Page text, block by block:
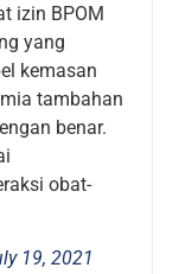
izin BPOM
yang
kemasan
tambahan
benar.
obat-
19, 2021